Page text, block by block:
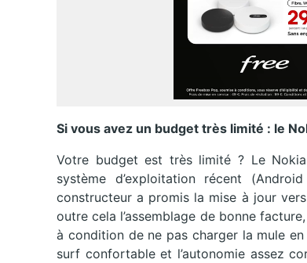
Si vous avez un budget très limité : le
Votre budget est très limité ? Le
système d’exploitation récent
constructeur a promis la mise à jour
outre cela l’assemblage de bonne
à condition de ne pas charger la mule
surf confortable et l’autonomie assez